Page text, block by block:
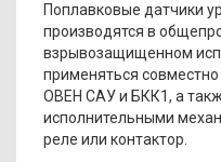
Поплавковые датчики
производятся в
взрывозащищенном
применяться
ОВЕН САУ и БКК1, а
исполнительными
реле или контактор.